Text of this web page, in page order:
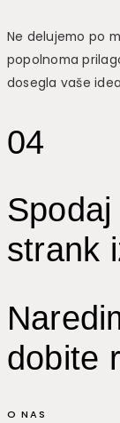
Ne delujemo po
popolnoma
dosegla vaše
04
strank
dobite
O NAS